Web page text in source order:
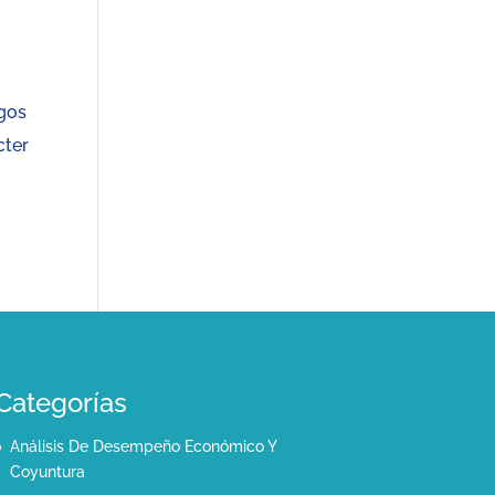
Análisis De Desempeño Económico Y
Coyuntura